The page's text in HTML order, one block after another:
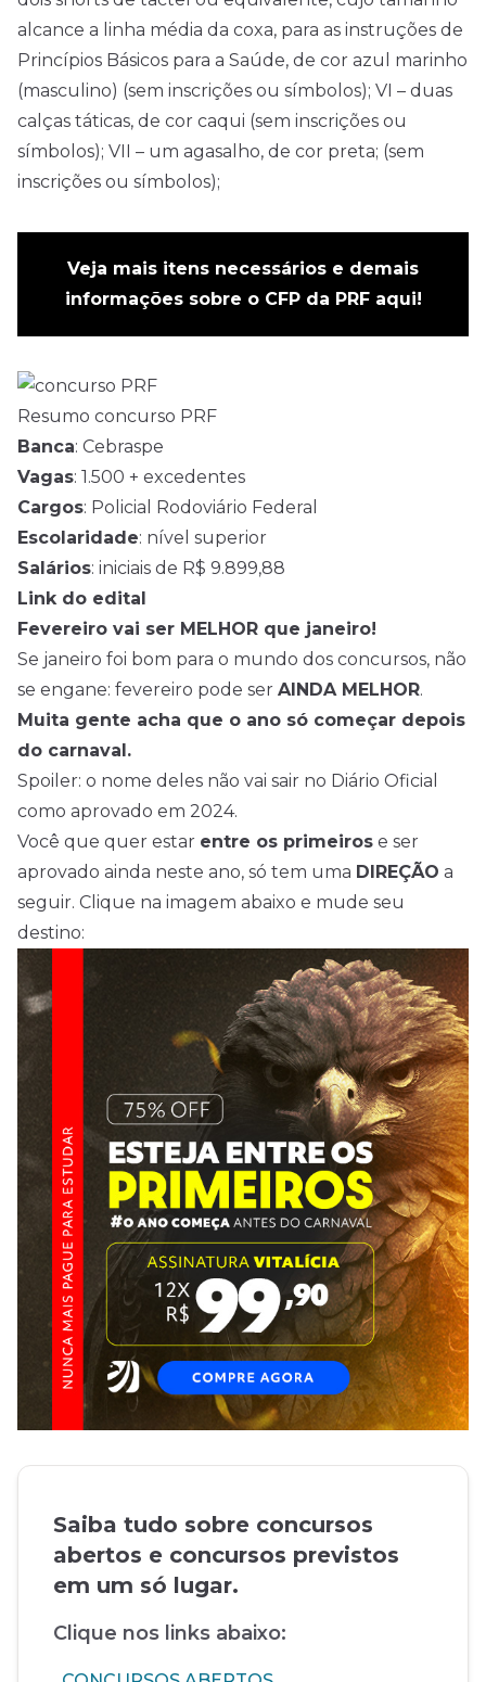
alcance a linha média da coxa, para as instruções de
Princípios Básicos para a Saúde, de cor azul marinho
(masculino) (sem inscrições ou símbolos); VI – duas
calças táticas, de cor caqui (sem inscrições ou
símbolos); VII – um agasalho, de cor preta; (sem
inscrições ou símbolos);
Veja mais itens necessários e demais
informações sobre o CFP da PRF aqui!
Resumo concurso PRF
Banca: Cebraspe
Vagas: 1.500 + excedentes
Cargos: Policial Rodoviário Federal
Escolaridade: nível superior
Salários: iniciais de R$ 9.899,88
Link do edital
Fevereiro vai ser MELHOR que janeiro!
Se janeiro foi bom para o mundo dos concursos, não
se engane: fevereiro pode ser AINDA MELHOR.
Muita gente acha que o ano só começar depois
do carnaval.
Spoiler: o nome deles não vai sair no Diário Oficial
como aprovado em 2024.
Você que quer estar entre os primeiros e ser
aprovado ainda neste ano, só tem uma DIREÇÃO a
seguir. Clique na imagem abaixo e mude seu
destino:
Saiba tudo sobre concursos
abertos e concursos previstos
em um só lugar.
Clique nos links abaixo: